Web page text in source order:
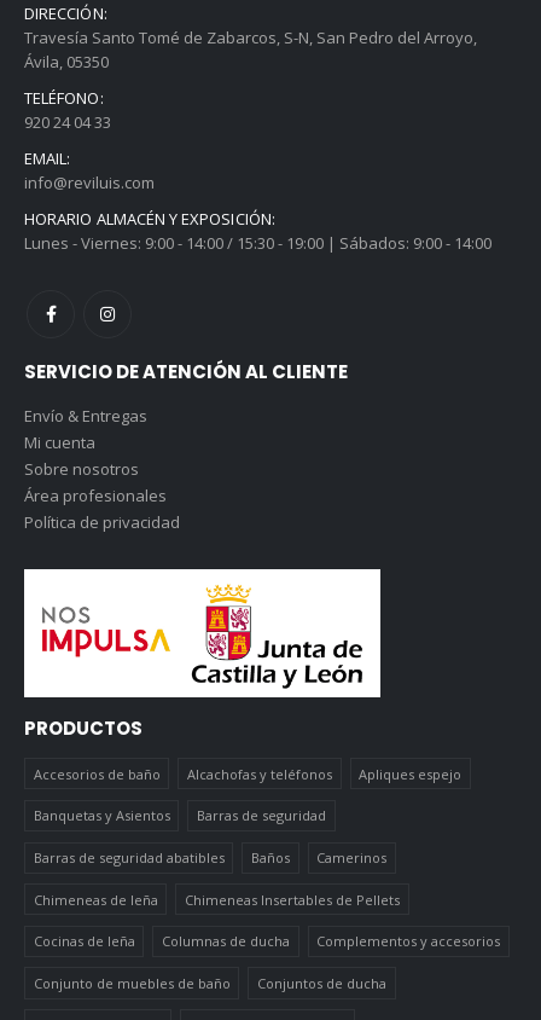
DIRECCIÓN:
Travesía Santo Tomé de Zabarcos, S-N, San Pedro del Arroyo,
Ávila, 05350
TELÉFONO:
920 24 04 33
EMAIL:
info@reviluis.com
HORARIO ALMACÉN Y EXPOSICIÓN:
Lunes - Viernes: 9:00 - 14:00 / 15:30 - 19:00 | Sábados: 9:00 - 14:00
SERVICIO DE ATENCIÓN AL CLIENTE
Envío & Entregas
Mi cuenta
Sobre nosotros
Área profesionales
Política de privacidad
PRODUCTOS
Accesorios de baño Alcachofas y teléfonos Apliques espejo
Banquetas y Asientos Barras de seguridad
Barras de seguridad abatibles Baños Camerinos
Chimeneas de leña Chimeneas Insertables de Pellets
Cocinas de leña Columnas de ducha Complementos y accesorios
Conjunto de muebles de baño Conjuntos de ducha